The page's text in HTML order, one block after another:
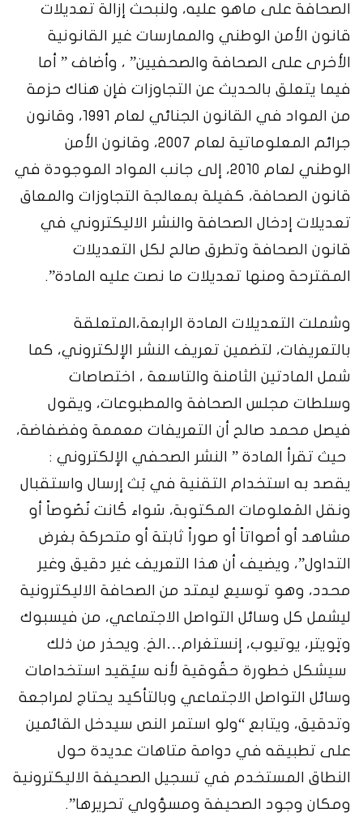
الصحافة على ماهو عليه، ولنبحث إزالة تعديلات
قانون الأمن الوطني والممارسات غير القانونية
الأخرى على الصحافة والصحفيين” ، وأضاف ” أما
فيما يتعلق بالحديث عن التجاوزات فإن هناك حزمة
من المواد في القانون الجنائي لعام 1991، وقانون
جرائم المعلوماتية لعام 2007، وقانون الأمن
الوطني لعام 2010، إلى جانب المواد الموجودة في
قانون الصحافة، كفيلة بمعالجة التجاوزات والمعاق
تعديلات إدخال الصحافة والنشر الاليكتروني في
قانون الصحافة وتطرق صالح لكل التعديلات
المقترحة ومنها تعديلات ما نصت عليه المادة”.
وشملت التعديلات المادة الرابعة،المتعلقة
بالتعريفات، لتضمين تعريف النشر الإلكتروني، كما
شمل المادتين الثامنة والتاسعة ، اختصاصات
وسلطات مجلس الصحافة والمطبوعات، ويقول
فيصل محمد صالح أن التعريفات معممة وفضفاضة،
حيث تقرأ المادة ” النشر الصحفي الإلكتروني :
يقصد به استخدام التقنية في بَث إرسال واستقبال
ونقل المَعلومات المكتوبة، سَواء كَانت نُصُوصاً أو
مشاهد أو أصواتاً أو صوراً ثابتة أو متحركة بغرض
التداول”، ويضيف أن هذا التعريف غير دقيق وغير
محدد، وهو توسيع ليمتد من الصحافة الاليكترونية
ليشمل كل وسائل التواصل الاجتماعي، من فيسبوك
وتٍويتر، يوتيوب، إنستغرام…الخ. ويحذر من ذلك
سيشكل خطورة حقُوقية لأنه سيُقيد استخدامات
وسائل التواصل الاجتماعي وبالتأكيد يحتاج لمراجعة
وتدقيق، ويتابع “ولو استمر النص سيدخل القائمين
على تطبيقه في دوامة متاهات عديدة حول
النطاق المستخدم في تسجيل الصحيفة الاليكترونية
ومكان وجود الصحيفة ومسؤولي تحريرها”.